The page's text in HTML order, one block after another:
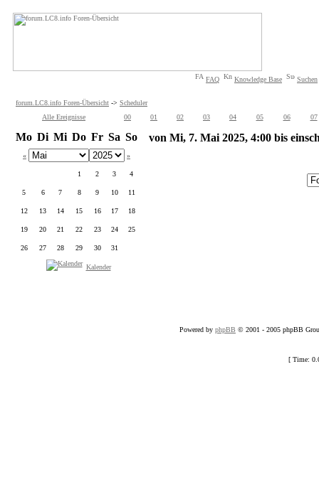
FAQ Knowledge Base Suchen
forum.LC8.info Foren-Übersicht -> Scheduler
Alle Ereignisse
00 01 02 03 04 05 06 07
Mo Di Mi Do Fr Sa So
« »
1 2 3 4
5 6 7 8 9 10 11
12 13 14 15 16 17 18
19 20 21 22 23 24 25
26 27 28 29 30 31
Kalender
von Mi, 7. Mai 2025, 4:00 bis
Powered by phpBB © 2001 - 2005 phpBB
[ Time: